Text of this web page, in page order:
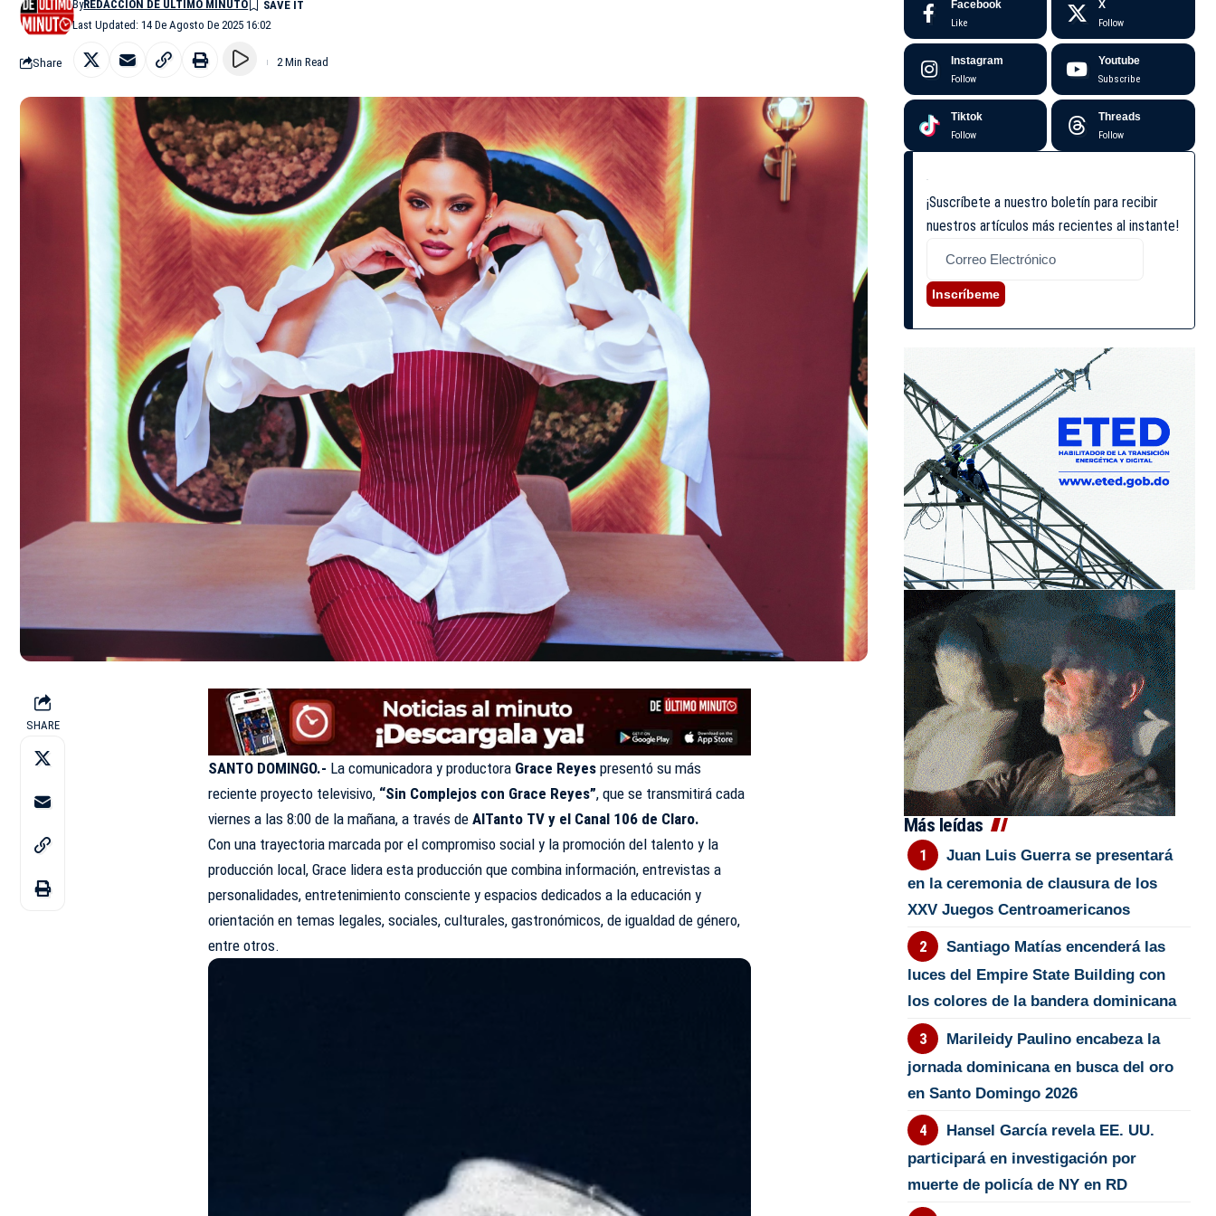
Last Updated: 14 De Agosto De 2025 16:02
ByREDACCIÓN DE ÚLTIMO MINUTO
Share 2 Min Read
SHARE
SANTO DOMINGO.- La comunicadora y productora Grace Reyespresentó su más
reciente proyecto televisivo, “Sin Complejos con Grace Reyes”, que se transmitirá cada
viernes a las 8:00 de la mañana, a través deAlTanto TV y el Canal 106 de Claro.
Con una trayectoria marcada por el compromiso social y la promoción del talento y la
producción local, Grace lidera esta producción que combina información, entrevistas a
personalidades, entretenimiento consciente y espacios dedicados a la educación y
orientación en temas legales, sociales, culturales, gastronómicos, de igualdad de género,
entre otros.
Facebook
Like
X
Follow
Instagram
Follow
Youtube
Subscribe
Tiktok
Follow
Threads
Follow
¡Suscríbete a nuestro boletín para recibir
nuestros artículos más recientes al instante!
Inscríbeme
Más leídas
Juan Luis Guerra se presentará
en la ceremonia de clausura de los
XXV Juegos Centroamericanos
Santiago Matías encenderá las
luces del Empire State Building con
los colores de la bandera dominicana
Marileidy Paulino encabeza la
jornada dominicana en busca del oro
en Santo Domingo 2026
Hansel García revela EE. UU.
participará en investigación por
muerte de policía de NY en RD